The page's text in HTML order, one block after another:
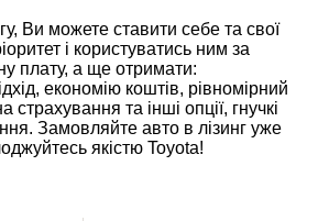
Ви можете ставити себе та свої
і користуватись ним за
плату, а ще отримати:
економію коштів, рівномірний
страхування та інші опції, гнучкі
Замовляйте авто в лізинг уже
якістю Toyota!